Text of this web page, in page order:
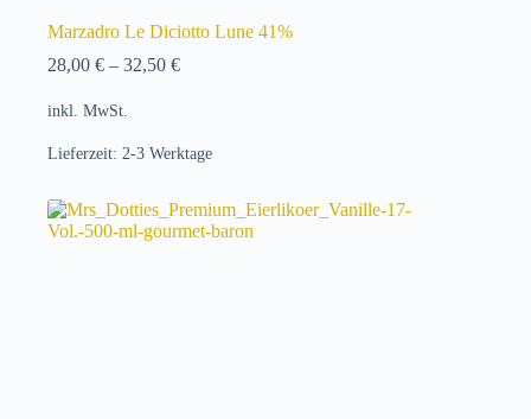
Marzadro Le Diciotto Lune 41%
28,00 € – 32,50 €
inkl. MwSt.
Lieferzeit: 2-3 Werktage